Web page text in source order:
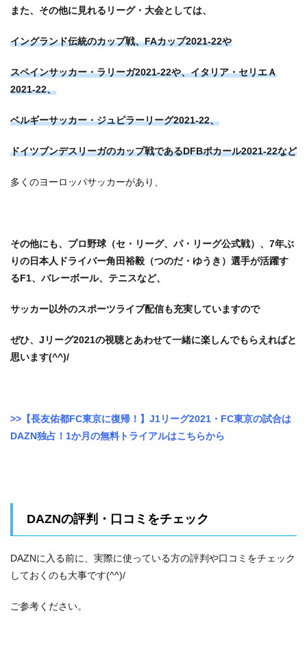
また、その他に見れるリーグ・大会としては、
イングランド伝統のカップ戦、FAカップ2021-22や
スペインサッカー・ラリーガ2021-22や、イタリア・セリエＡ
2021-22、
ベルギーサッカー・ジュピラーリーグ2021-22、
ドイツブンデスリーガのカップ戦であるDFBポカール2021-22など
多くのヨーロッパサッカーがあり、
その他にも、プロ野球（セ・リーグ、パ・リーグ公式戦）、7年ぶ
りの日本人ドライバー角田裕毅（つのだ・ゆうき）選手が活躍す
るF1、バレーボール、テニスなど、
サッカー以外のスポーツライブ配信も充実していますので
ぜひ、Jリーグ2021の視聴とあわせて一緒に楽しんでもらえればと
思います(^^)/
>>【長友佑都FC東京に復帰！】J1リーグ2021・FC東京の試合は
DAZN独占！1か月の無料トライアルはこちらから
DAZNの評判・口コミをチェック
DAZNに入る前に、実際に使っている方の評判や口コミをチェック
しておくのも大事です(^^)/
ご参考ください。